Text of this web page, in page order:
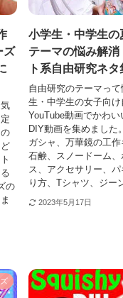
ズ
の
小学生・中学生
テーマの悩み解
ト系自由研究ネタ
自由研究のテーマっ
生・中学生の女子向け
YouTube動画でかわ
DIY動画を集めました
ガシャ、万華鏡の工作
石鹸、スノードーム
ス、アクセサリー、
り方、Tシャツ、ジー
2023年5月17日